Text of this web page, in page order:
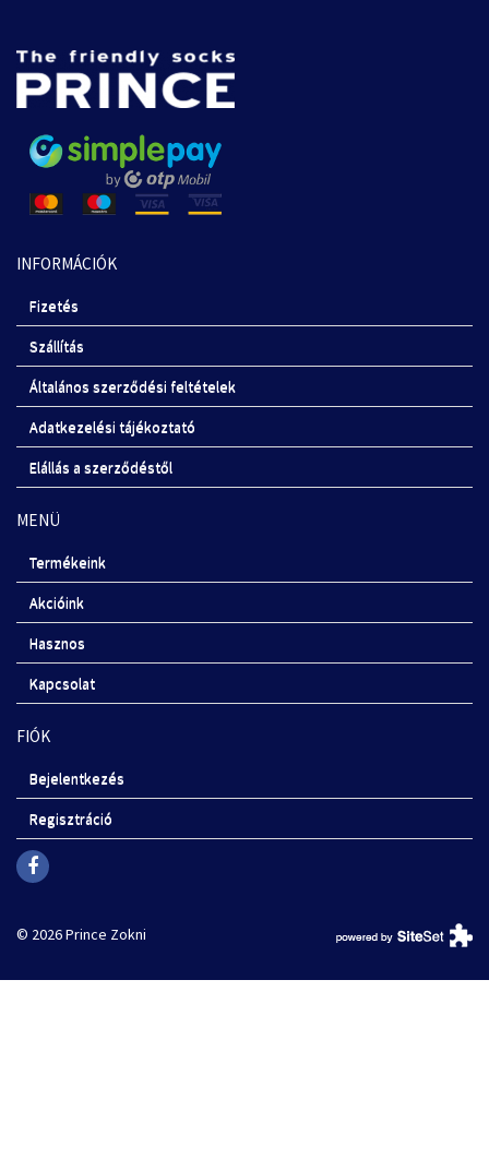
INFORMÁCIÓK
Fizetés
Szállítás
Általános szerződési feltételek
Adatkezelési tájékoztató
Elállás a szerződéstől
MENÜ
Termékeink
Akcióink
Hasznos
Kapcsolat
FIÓK
Bejelentkezés
Regisztráció
© 2026 Prince Zokni